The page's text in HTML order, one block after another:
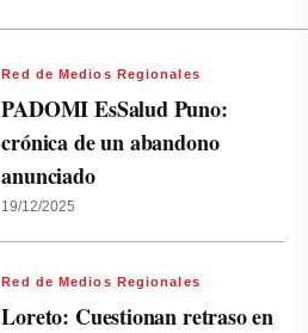
Red de Medios Regionales
PADOMI EsSalud Puno:
crónica de un abandono
anunciado
19/12/2025
Red de Medios Regionales
Loreto: Cuestionan retraso en